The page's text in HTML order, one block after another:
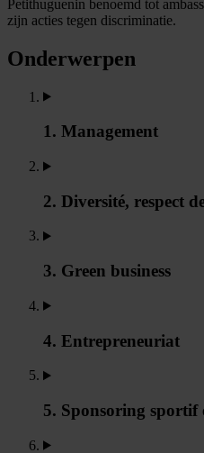
Petithuguenin benoemd tot
zijn acties tegen discriminatie.
Onderwerpen
1. Management
2. Diversité, respect
3. Green business
4. Entrepreneuriat
5. Sponsoring sportif